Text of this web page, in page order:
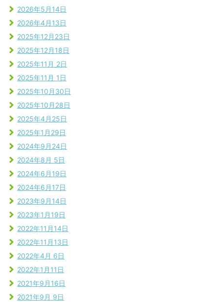
2026年5月14日
2026年4月13日
2025年12月23日
2025年12月18日
2025年11月 2日
2025年11月 1日
2025年10月30日
2025年10月28日
2025年4月25日
2025年1月29日
2024年9月24日
2024年8月 5日
2024年6月19日
2024年6月17日
2023年9月14日
2023年1月19日
2022年11月14日
2022年11月13日
2022年4月 6日
2022年1月11日
2021年9月16日
2021年9月 9日